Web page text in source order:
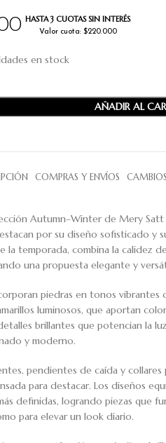
HASTA 3 CUOTAS SIN INTERÉS
Valor cuota: $220.000
en stock
AÑADIR AL
COMPRAS Y ENVÍOS
Autumn–Winter de Mery
por su diseño sofisticado y
la temporada, combina la calidez
una propuesta elegante y
piedras en tonos vibrantes
luminosos, que aportan
brillantes que potencian la
y moderno.
pendientes de caída y
para destacar. Los diseños
definidas, logrando piezas que
para elevar un look diario.